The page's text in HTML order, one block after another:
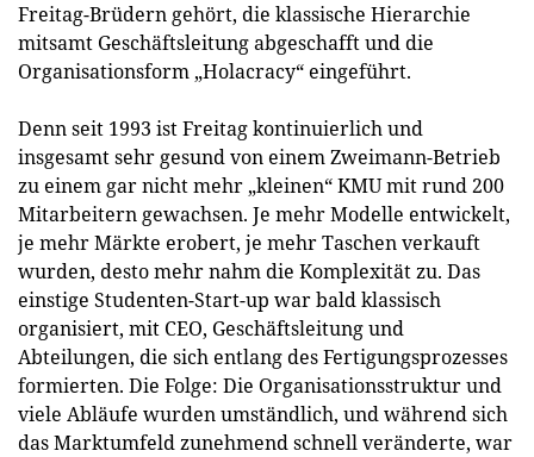
Freitag-Brüdern gehört, die klassische Hierarchie
mitsamt Geschäftsleitung abgeschafft und die
Organisationsform „Holacracy“ eingeführt.
Denn seit 1993 ist Freitag kontinuierlich und
insgesamt sehr gesund von einem Zweimann-Betrieb
zu einem gar nicht mehr „kleinen“ KMU mit rund 200
Mitarbeitern gewachsen. Je mehr Modelle entwickelt,
je mehr Märkte erobert, je mehr Taschen verkauft
wurden, desto mehr nahm die Komplexität zu. Das
einstige Studenten-Start-up war bald klassisch
organisiert, mit CEO, Geschäftsleitung und
Abteilungen, die sich entlang des Fertigungsprozesses
formierten. Die Folge: Die Organisationsstruktur und
viele Abläufe wurden umständlich, und während sich
das Marktumfeld zunehmend schnell veränderte, war